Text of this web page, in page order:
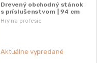
Hry na profesie
Drevený obchodný stánok
s príslušenstvom | 94 cm
Aktuálne vypredané